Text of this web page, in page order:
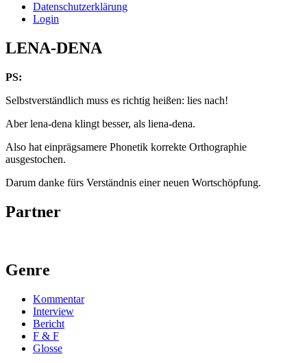
Datenschutzerklärung
Login
LENA-DENA
PS:
Selbstverständlich muss es richtig heißen: lies nach!
Aber lena-dena klingt besser, als liena-dena.
Also hat einprägsamere Phonetik korrekte Orthographie
ausgestochen.
Darum danke fürs Verständnis einer neuen Wortschöpfung.
Partner
Genre
Kommentar
Interview
Bericht
F & F
Glosse